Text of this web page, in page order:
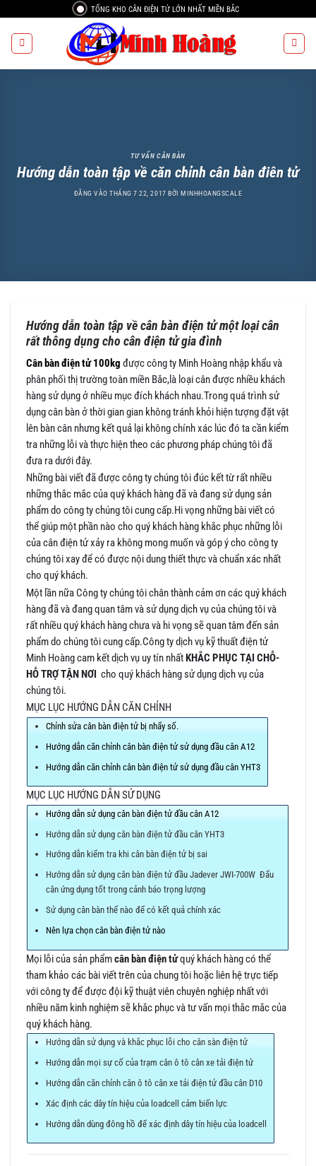
nội
dung
TỔNG KHO CÂN ĐIỆN TỬ LỚN NHẤT MIỀN BẮC
TƯ VẤN CÂN BÀN
Hướng dẫn toàn tập về căn chỉnh cân bàn điên tử
ĐĂNG VÀOTHÁNG 7 22, 2017 BỞIMINHHOANGSCALE
Hướng dẫn toàn tập về cân bàn điện tử một loại cân
rất thông dụng cho cân điện tử gia đình
Cân bàn điện tử 100kg được công ty Minh Hoàng nhập khẩu và
phân phối thị trường toàn miền Bắc,là loại cân được nhiều khách
hàng sử dụng ở nhiều mục đích khách nhau.Trong quá trình sử
dụng cân bàn ở thời gian gian không tránh khỏi hiện tượng đặt vật
lên bàn cân nhưng kết quả lại không chính xác lúc đó ta cần kiểm
tra những lỗi và thực hiện theo các phương pháp chúng tôi đã
đưa ra dưới đây.
Những bài viết đã được công ty chúng tôi đúc kết từ rất nhiều
những thắc mắc của quý khách hàng đã và đang sử dụng sản
phẩm do công ty chúng tôi cung cấp.Hi vọng những bài viết có
thể giúp một phần nào cho quý khách hàng khắc phục những lỗi
của cân điện tử xảy ra không mong muốn và góp ý cho công ty
chúng tôi xay để có được nội dung thiết thực và chuẩn xác nhất
cho quý khách.
Một lần nữa Công ty chúng tôi chân thành cảm ơn các quý khách
hàng đã và đang quan tâm và sử dụng dịch vụ của chúng tôi và
rất nhiều quý khách hàng chưa và hi vọng sẽ quan tâm đến sản
phẩm do chúng tôi cung cấp.Công ty dịch vụ kỹ thuất điện tử
Minh Hoàng cam kết dịch vụ uy tín nhấtKHẮC PHỤC TẠI CHỖ-
HỖ TRỢ TẬN NƠI cho quý khách hàng sử dụng dịch vụ của
chúng tôi.
MỤC LỤC HƯỚNG DẪN CĂN CHỈNH
Chỉnh sửa cân bàn điện tử bị nhẩy số.
Hướng dẫn căn chỉnh cân bàn điện tử sử dụng đầu cân A12
Hướng dẫn căn chỉnh cân bàn điện tử sử dụng đầu cân YHT3
MỤC LỤC HƯỚNG DẪN SỬ DỤNG
Hướng dẫn sử dụng cân bàn điện tử đầu cân A12
Hướng dẫn sử dụng cân bàn điện tử đầu cân YHT3
Hướng dẫn kiểm tra khi cân bàn điện tử bị sai
Hướng dẫn sử dụng cân bàn điện tử đầu Jadever JWI-700W Đẩu
cân ứng dụng tốt trong cảnh báo trọng lượng
Sử dụng cân bàn thế nào để có kết quả chính xác
Nên lựa chọn cân bàn điện tử nào
Mọi lỗi của sản phẩmcân bàn điện tửquý khách hàng có thể
tham khảo các bài viết trên của chung tôi hoặc liên hệ trực tiếp
với công ty để được đội kỹ thuật viên chuyên nghiệp nhất với
nhiều năm kinh nghiệm sẽ khắc phục và tư vấn mọi thắc mắc của
quý khách hàng.
Hướng dẫn sử dụng và khắc phục lỗi cho cân sàn điện tử
Hướng dẫn mọi sự cố của trạm cân ô tô cân xe tải điện tử
Hướng dẫn căn chỉnh cân ô tô cân xe tải điện tử đầu cân D10
Xác định các dây tín hiệu của loadcell cảm biến lực
Hướng dẫn dùng đông hồ để xác định dây tín hiệu của loadcell